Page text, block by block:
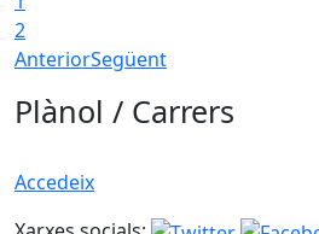
2
AnteriorSegüent
Plànol / Carrers
Accedeix